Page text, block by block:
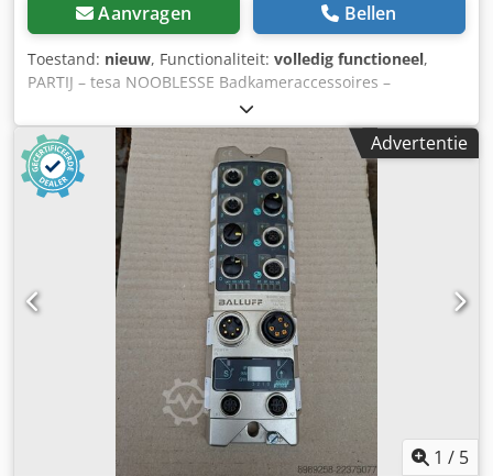
Aanvragen Bellen
Toestand: nieuw, Functionaliteit: volledig functioneel,
PARTIJ – tesa NOOBLESSE Badkameraccessoires –
Verkoopwaarde € 1.350.000 Te koop aangeboden wordt
een partij van circa 22.500 badkameraccessoires uit de
serie tesa NOOBLESSE. Deze partij is ideaal voor
groothandels, wederverkopers, retailers en grotere
projecten. De partij omvat acht verschillende producten
met een totale verkoopwaarde van circa € 1,35 miljoen. *
Eenvoudige montage zonder boren dankzij het
gepatenteerde tesa Power Kit-bevestigingssysteem * Geen
beschadigingen aan muren of tegels – ook ideaal voor
huurwoningen * Sterke hechting en hoge belastbaarheid –
geschikt voor tegels, glas, metaal, marmer, hout en veel
kunststoffen * Zonder resten te verwijderen – de
accessoires kunnen indien nodig weer worden losgemaakt
* Hoogwaardige materialen – geborsteld roestvrij staal
gecombineerd met gesatineerd glas, roestbestendig en
duurzaam * Tijdloos en elegant ontwerp – moderne
Advertentie
1 / 5